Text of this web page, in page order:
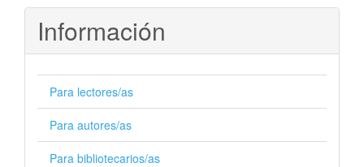
Información
Para lectores/as
Para autores/as
Para bibliotecarios/as